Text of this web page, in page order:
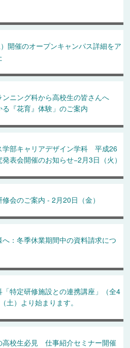
開催のオープンキャンパス詳細をア
ンニング科から高校生の皆さんへ
る『花育』体験」のご案内
学部キャリアデザイン学科 平成26
表会開催のお知らせ−2月3日（火）
会のご案内 - 2月20日（金）
：冬季休業期間中の資料請求につ
「特定研修施設との連携講座」（全4
土）より始まります。
高校生必見 仕事紹介セミナー開催